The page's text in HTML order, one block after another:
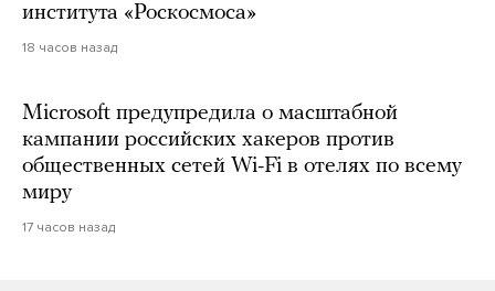
института «Роскосмоса»
18 часов назад
Microsoft предупредила о масштабной
кампании российских хакеров против
общественных сетей Wi-Fi в отелях по всему
миру
17 часов назад